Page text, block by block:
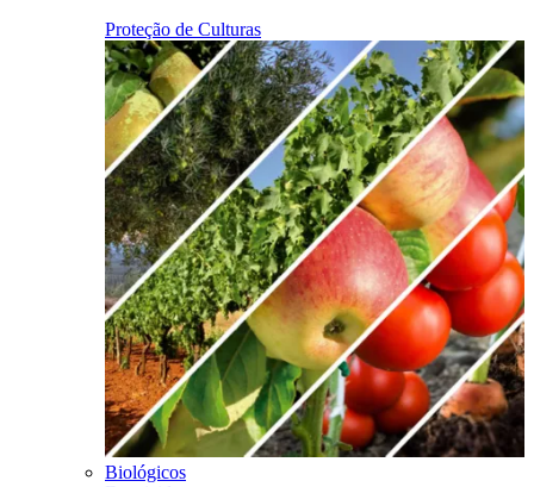
Proteção de Culturas
Biológicos